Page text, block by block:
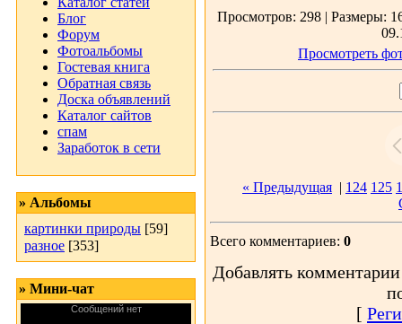
Блог
Форум
Фотоальбомы
Гостевая книга
Обратная связь
Доска объявлений
Каталог сайтов
спам
Заработок в сети
» Альбомы
картинки природы [59]
разное [353]
» Мини-чат
Просмотров: 298 | Размеры:
Просмотреть
« Предыдущая | 124 125
Всего комментариев: 0
Добавлять
[